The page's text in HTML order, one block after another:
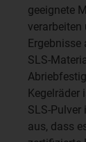
geeignete
verarbeiten
Ergebnisse
SLS-
Kegelräder
SLS-
aus, dass